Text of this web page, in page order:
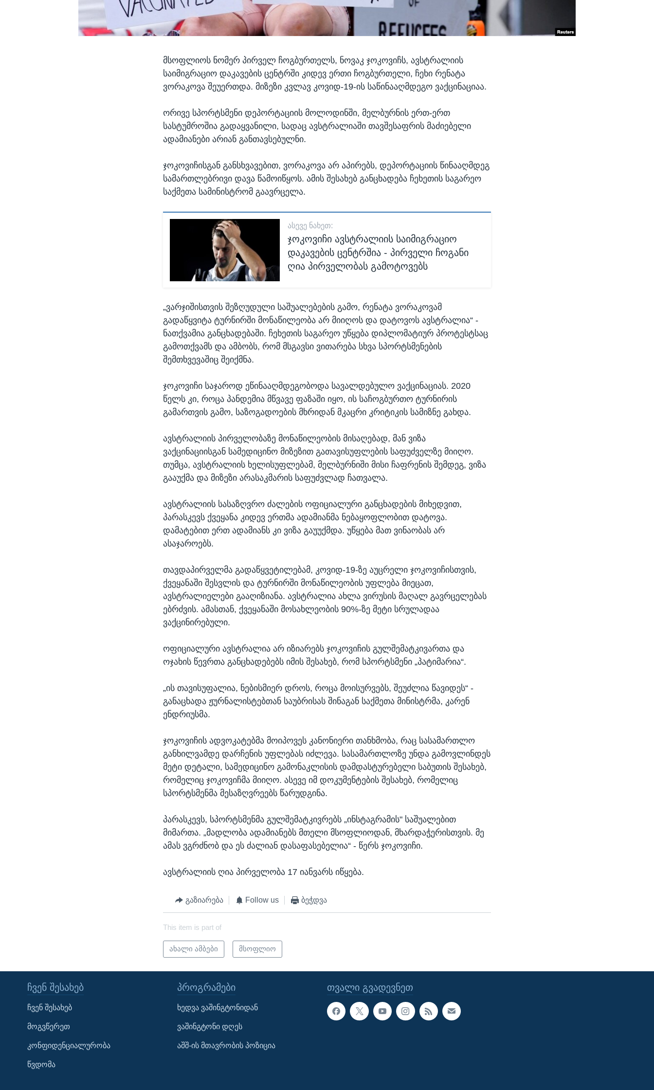
Learning English
ᲗᲕᲐᲚᲘ ᲒᲕᲐᲓᲔᲕᲜᲔᲗ
ენები
მსოფლიოს ნომერ პირველ ჩოგბურთელს, ნოვაკ ჯოკოვიჩს, ავსტრალიის
საიმიგრაციო დაკავების ცენტრში კიდევ ერთი ჩოგბურთელი, ჩეხი რენატა
ვორაკოვა შეუერთდა. მიზეზი კვლავ კოვიდ-19-ის საწინააღმდეგო ვაქცინაციაა.
ორივე სპორტსმენი დეპორტაციის მოლოდინში, მელბურნის ერთ-ერთ
სასტუმროშია გადაყვანილი, სადაც ავსტრალიაში თავშესაფრის მაძიებელი
ადამიანები არიან განთავსებულნი.
ჯოკოვიჩისგან განსხვავებით, ვორაკოვა არ აპირებს, დეპორტაციის წინააღმდეგ
სამართლებრივი დავა წამოიწყოს. ამის შესახებ განცხადება ჩეხეთის საგარეო
საქმეთა სამინისტრომ გაავრცელა.
ᲐᲡᲔᲕᲔ ᲜᲐᲮᲔᲗ:
ჯოკოვიჩი ავსტრალიის საიმიგრაციო
დაკავების ცენტრშია - პირველი ჩოგანი
ღია პირველობას გამოტოვებს
„ვარჯიშისთვის შეზღუდული საშუალებების გამო, რენატა ვორაკოვამ
გადაწყვიტა ტურნირში მონაწილეობა არ მიიღოს და დატოვოს ავსტრალია“ -
ნათქვამია განცხადებაში. ჩეხეთის საგარეო უწყება დიპლომატიურ პროტესტსაც
გამოთქვამს და ამბობს, რომ მსგავსი ვითარება სხვა სპორტსმენების
შემთხვევაშიც შეიქმნა.
ჯოკოვიჩი საჯაროდ ეწინააღმდეგობოდა სავალდებულო ვაქცინაციას. 2020
წელს კი, როცა პანდემია მწვავე ფაზაში იყო, ის საჩოგბურთო ტურნირის
გამართვის გამო, საზოგადოების მხრიდან მკაცრი კრიტიკის სამიზნე გახდა.
ავსტრალიის პირველობაზე მონაწილეობის მისაღებად, მან ვიზა
ვაქცინაციისგან სამედიცინო მიზეზით გათავისუფლების საფუძველზე მიიღო.
თუმცა, ავსტრალიის ხელისუფლებამ, მელბურნიში მისი ჩაფრენის შემდეგ, ვიზა
გააუქმა და მიზეზი არასაკმარის საფუძვლად ჩათვალა.
ავსტრალიის სასაზღვრო ძალების ოფიციალური განცხადების მიხედვით,
პარასკევს ქვეყანა კიდევ ერთმა ადამიანმა ნებაყოფლობით დატოვა.
დამატებით ერთ ადამიანს კი ვიზა გაუუქმდა. უწყება მათ ვინაობას არ
ასაჯაროებს.
თავდაპირველმა გადაწყვეტილებამ, კოვიდ-19-ზე აუცრელი ჯოკოვიჩისთვის,
ქვეყანაში შესვლის და ტურნირში მონაწილეობის უფლება მიეცათ,
ავსტრალიელები გააღიზიანა. ავსტრალია ახლა ვირუსის მაღალ გავრცელებას
ებრძვის. ამასთან, ქვეყანაში მოსახლეობის 90%-ზე მეტი სრულადაა
ვაქცინირებული.
ოფიციალური ავსტრალია არ იზიარებს ჯოკოვიჩის გულშემატკივართა და
ოჯახის წევრთა განცხადებებს იმის შესახებ, რომ სპორტსმენი „პატიმარია“.
„ის თავისუფალია, ნებისმიერ დროს, როცა მოისურვებს, შეუძლია წავიდეს“ -
განაცხადა ჟურნალისტებთან საუბრისას შინაგან საქმეთა მინისტრმა, კარენ
ენდრიუსმა.
ჯოკოვიჩის ადვოკატებმა მოიპოვეს კანონიერი თანხმობა, რაც სასამართლო
განხილვამდე დარჩენის უფლებას იძლევა. სასამართლოზე უნდა გამოვლინდეს
მეტი დეტალი, სამედიცინო გამონაკლისის დამდასტურებელი საბუთის შესახებ,
რომელიც ჯოკოვიჩმა მიიღო. ასევე იმ დოკუმენტების შესახებ, რომელიც
სპორტსმენმა მესაზღვრეებს წარუდგინა.
პარასკევს, სპორტსმენმა გულშემატკივრებს „ინსტაგრამის" საშუალებით
მიმართა. „მადლობა ადამიანებს მთელი მსოფლიოდან, მხარდაჭერისთვის. მე
ამას ვგრძნობ და ეს ძალიან დასაფასებელია“ - წერს ჯოკოვიჩი.
ავსტრალიის ღია პირველობა 17 იანვარს იწყება.
გაზიარება Follow us ბეჭდვა
This item is part of
ახალი ამბები მსოფლიო
ᲗᲕᲐᲚᲘ ᲒᲕᲐᲓᲔᲕᲜᲔᲗ
ᲩᲕᲔᲜ ᲨᲔᲡᲐᲮᲔᲑ
ჩვენ შესახებ
მოგვწერეთ
კონფიდენციალურობა
წვდომა
ᲞᲠᲝᲒᲠᲐᲛᲔᲑᲘ
ხედვა ვაშინგტონიდან
ვაშინგტონი დღეს
აშშ-ის მთავრობის პოზიცია